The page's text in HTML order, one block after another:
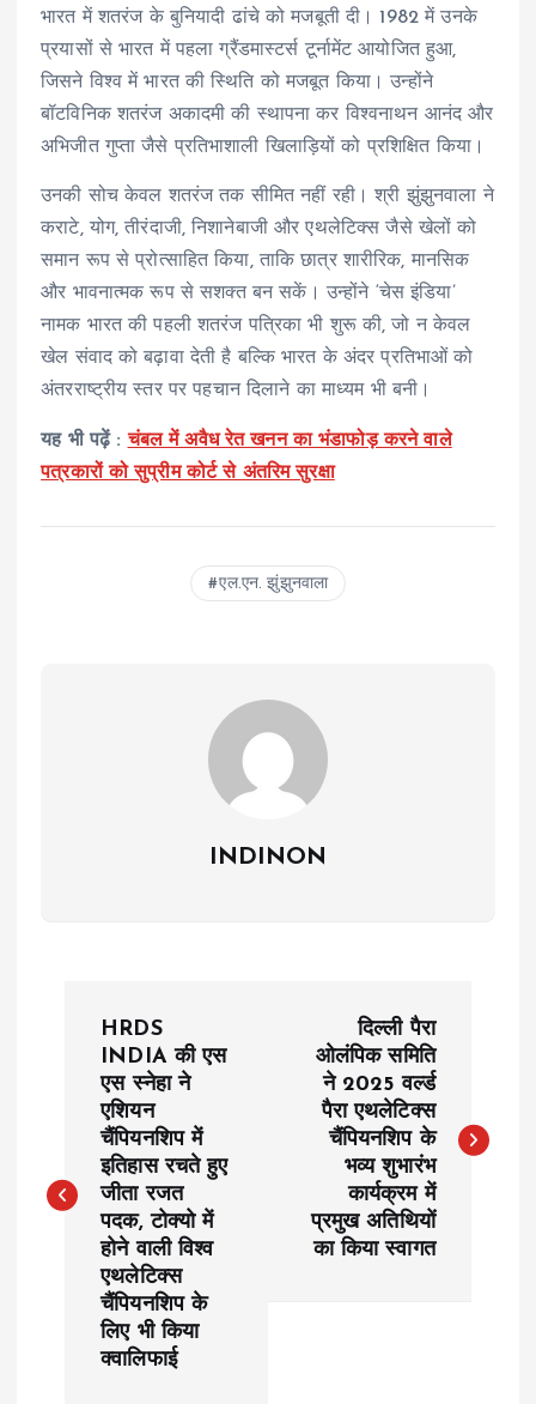
भारत में शतरंज के बुनियादी ढांचे को मजबूती दी। 1982 में उनके
प्रयासों से भारत में पहला ग्रैंडमास्टर्स टूर्नामेंट आयोजित हुआ,
जिसने विश्व में भारत की स्थिति को मजबूत किया। उन्होंने
बॉटविनिक शतरंज अकादमी की स्थापना कर विश्वनाथन आनंद और
अभिजीत गुप्ता जैसे प्रतिभाशाली खिलाड़ियों को प्रशिक्षित किया।
उनकी सोच केवल शतरंज तक सीमित नहीं रही। श्री झुंझुनवाला ने
कराटे, योग, तीरंदाजी, निशानेबाजी और एथलेटिक्स जैसे खेलों को
समान रूप से प्रोत्साहित किया, ताकि छात्र शारीरिक, मानसिक
और भावनात्मक रूप से सशक्त बन सकें। उन्होंने ‘चेस इंडिया’
नामक भारत की पहली शतरंज पत्रिका भी शुरू की, जो न केवल
खेल संवाद को बढ़ावा देती है बल्कि भारत के अंदर प्रतिभाओं को
अंतरराष्ट्रीय स्तर पर पहचान दिलाने का माध्यम भी बनी।
यह भी पढ़ें : चंबल में अवैध रेत खनन का भंडाफोड़ करने वाले
पत्रकारों को सुप्रीम कोर्ट से अंतरिम सुरक्षा
एल.एन. झुंझुनवाला
INDINON
t
HRDS
INDIA की एस
एस स्नेहा ने
एशियन
चैंपियनशिप में
इतिहास रचते हुए
जीता रजत
पदक, टोक्यो में
होने वाली विश्व
एथलेटिक्स
चैंपियनशिप के
लिए भी किया
क्वालिफाई
दिल्ली पैरा
ओलंपिक समिति
ने 2025 वर्ल्ड
पैरा एथलेटिक्स
चैंपियनशिप के
भव्य शुभारंभ
कार्यक्रम में
प्रमुख अतिथियों
का किया स्वागत